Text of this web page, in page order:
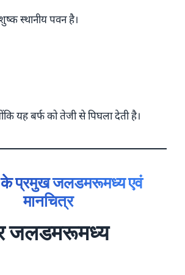
स्थानीय पवन है।
यह बर्फ को तेजी से पिघला देती है।
के प्रमुख जलडमरूमध्य एवं
मानचित्र
जलडमरूमध्य